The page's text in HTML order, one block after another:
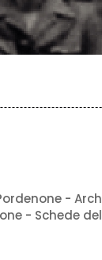
-
- Schede